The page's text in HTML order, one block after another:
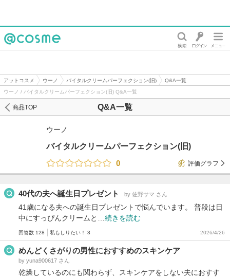
アットコスメ ウーノ バイタルクリームパーフェクション(旧)
Q&A一覧
ウーノ / バイタルクリームパーフェクション(旧) Q&A一覧
Q&A一覧
商品TOP
ウーノ
バイタルクリームパーフェクション(旧)
0
評価グラフ
40代の夫へ誕生日プレゼント by 佐野サマ さん
41歳になる夫への誕生日プレゼントで悩んでいます。 普段は日
中にすっぴんクリームと… 続きを読む
回答数 128 私もしりたい！ 3 2026/4/26
めんどくさがりの男性におすすめのスキンケア
by yuna900617 さん
乾燥しているのにも関わらず、スキンケアをしない夫におすす